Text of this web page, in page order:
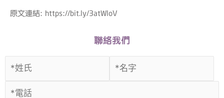
原文連結: https://bit.ly/3atWloV
聯絡我們